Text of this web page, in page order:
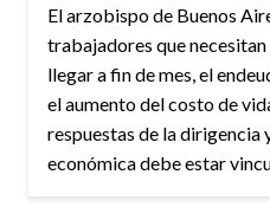
El arzobispo de Buenos
trabajadores que necesitan
llegar a fin de mes, el
el aumento del costo de
respuestas de la dirigencia
económica debe estar